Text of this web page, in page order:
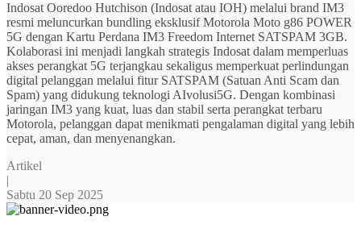
Indosat Ooredoo Hutchison (Indosat atau IOH) melalui brand IM3
resmi meluncurkan bundling eksklusif Motorola Moto g86 POWER
5G dengan Kartu Perdana IM3 Freedom Internet SATSPAM 3GB.
Kolaborasi ini menjadi langkah strategis Indosat dalam memperluas
akses perangkat 5G terjangkau sekaligus memperkuat perlindungan
digital pelanggan melalui fitur SATSPAM (Satuan Anti Scam dan
Spam) yang didukung teknologi AIvolusi5G. Dengan kombinasi
jaringan IM3 yang kuat, luas dan stabil serta perangkat terbaru
Motorola, pelanggan dapat menikmati pengalaman digital yang lebih
cepat, aman, dan menyenangkan.
Artikel
|
Sabtu 20 Sep 2025